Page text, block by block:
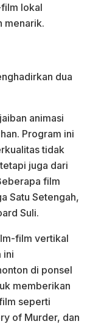
lokal
menarik.
dua
animasi
Program ini
tidak
juga dari
film
Satu Setengah,
Suli.
film vertikal
ini
di ponsel
memberikan
seperti
of Murder, dan